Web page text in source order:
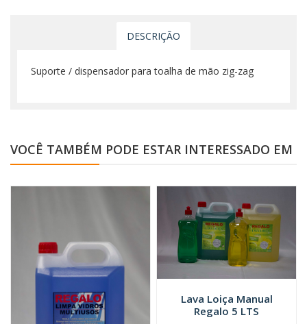
DESCRIÇÃO
Suporte / dispensador para toalha de mão zig-zag
VOCÊ TAMBÉM PODE ESTAR INTERESSADO EM
Lava Loiça Manual
Regalo 5 LTS